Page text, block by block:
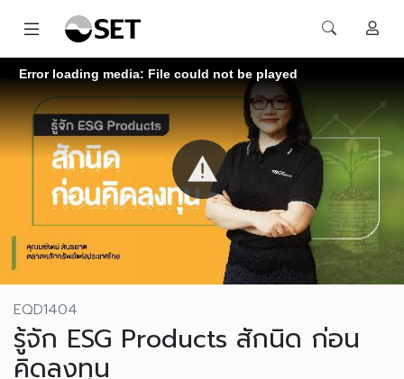
Error loading media: File could not be played
EQD1404
รู้จัก ESG Products สักนิด ก่อน
คิดลงทุน